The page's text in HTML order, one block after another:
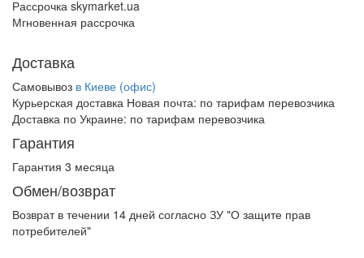
Рассрочка skymarket.ua
Мгновенная рассрочка
Доставка
Самовывоз в Киеве (офис)
Курьерская доставка Новая почта: по тарифам перевозчика
Доставка по Украине: по тарифам перевозчика
Гарантия
Гарантия 3 месяца
Обмен/возврат
Возврат в течении 14 дней согласно ЗУ "О защите прав
потребителей"